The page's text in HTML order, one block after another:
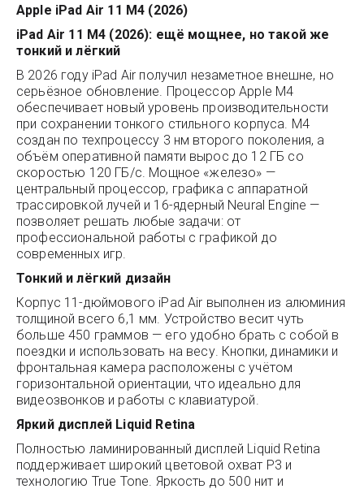
Apple iPad Air 11 M4 (2026)
iPad Air 11 M4 (2026): ещё мощнее, но такой же
тонкий и лёгкий
В 2026 году iPad Air получил незаметное внешне, но
серьёзное обновление. Процессор Apple M4
обеспечивает новый уровень производительности
при сохранении тонкого стильного корпуса. M4
создан по техпроцессу 3 нм второго поколения, а
объём оперативной памяти вырос до 12 ГБ со
скоростью 120 ГБ/с. Мощное «железо» —
центральный процессор, графика с аппаратной
трассировкой лучей и 16-ядерный Neural Engine —
позволяет решать любые задачи: от
профессиональной работы с графикой до
современных игр.
Тонкий и лёгкий дизайн
Корпус 11-дюймового iPad Air выполнен из алюминия
толщиной всего 6,1 мм. Устройство весит чуть
больше 450 граммов — его удобно брать с собой в
поездки и использовать на весу. Кнопки, динамики и
фронтальная камера расположены с учётом
горизонтальной ориентации, что идеально для
видеозвонков и работы с клавиатурой.
Яркий дисплей Liquid Retina
Полностью ламинированный дисплей Liquid Retina
поддерживает широкий цветовой охват P3 и
технологию True Tone. Яркость до 500 нит и